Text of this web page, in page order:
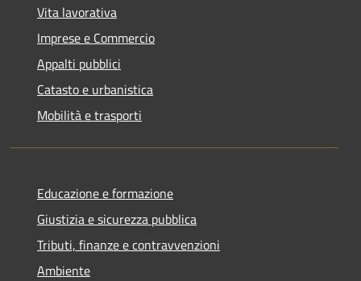
Vita lavorativa
Imprese e Commercio
Appalti pubblici
Catasto e urbanistica
Mobilità e trasporti
Educazione e formazione
Giustizia e sicurezza pubblica
Tributi, finanze e contravvenzioni
Ambiente